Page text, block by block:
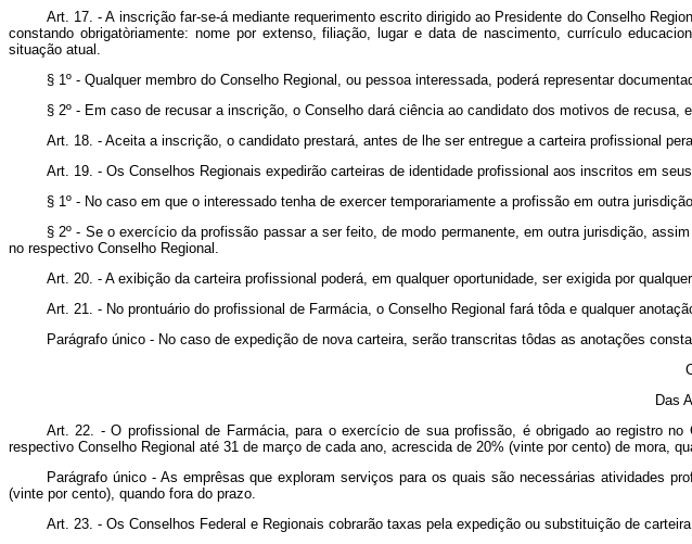
Art. 17. - A inscrição far-se-á mediante requerimento escrito dirigido ao Presidente do Conselho
constando obrigatòriamente: nome por extenso, filiação, lugar e data de nascimento, currículo
situação atual.
§ 1º - Qualquer membro do Conselho Regional, ou pessoa interessada, poderá representar
§ 2º - Em caso de recusar a inscrição, o Conselho dará ciência ao candidato dos motivos de
Art. 18. - Aceita a inscrição, o candidato prestará, antes de lhe ser entregue a carteira profissional
Art. 19. - Os Conselhos Regionais expedirão carteiras de identidade profissional aos inscritos em
§ 1º - No caso em que o interessado tenha de exercer temporariamente a profissão em outra
§ 2º - Se o exercício da profissão passar a ser feito, de modo permanente, em outra jurisdição,
no respectivo Conselho Regional.
Art. 20. - A exibição da carteira profissional poderá, em qualquer oportunidade, ser exigida por
Art. 21. - No prontuário do profissional de Farmácia, o Conselho Regional fará tôda e qualquer
Parágrafo único - No caso de expedição de nova carteira, serão transcritas tôdas as anotações
Das
Art. 22. - O profissional de Farmácia, para o exercício de sua profissão, é obrigado ao registro
respectivo Conselho Regional até 31 de março de cada ano, acrescida de 20% (vinte por cento) de mora,
Parágrafo único - As emprêsas que exploram serviços para os quais são necessárias atividades
(vinte por cento), quando fora do prazo.
Art. 23. - Os Conselhos Federal e Regionais cobrarão taxas pela expedição ou substituição de